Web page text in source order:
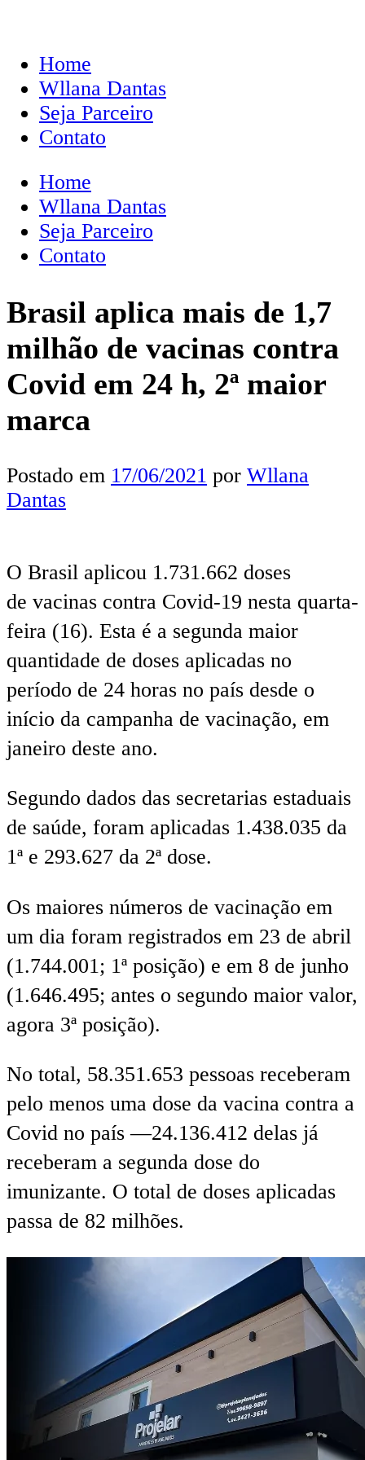
Home
Wllana Dantas
Seja Parceiro
Contato
Home
Wllana Dantas
Seja Parceiro
Contato
Brasil aplica mais de 1,7
milhão de vacinas contra
Covid em 24 h, 2ª maior
marca
Postado em 17/06/2021 por Wllana
Dantas
O Brasil aplicou 1.731.662 doses
de vacinas contra Covid-19 nesta quarta-
feira (16). Esta é a segunda maior
quantidade de doses aplicadas no
período de 24 horas no país desde o
início da campanha de vacinação, em
janeiro deste ano.
Segundo dados das secretarias estaduais
de saúde, foram aplicadas 1.438.035 da
1ª e 293.627 da 2ª dose.
Os maiores números de vacinação em
um dia foram registrados em 23 de abril
(1.744.001; 1ª posição) e em 8 de junho
(1.646.495; antes o segundo maior valor,
agora 3ª posição).
No total, 58.351.653 pessoas receberam
pelo menos uma dose da vacina contra a
Covid no país —24.136.412 delas já
receberam a segunda dose do
imunizante. O total de doses aplicadas
passa de 82 milhões.